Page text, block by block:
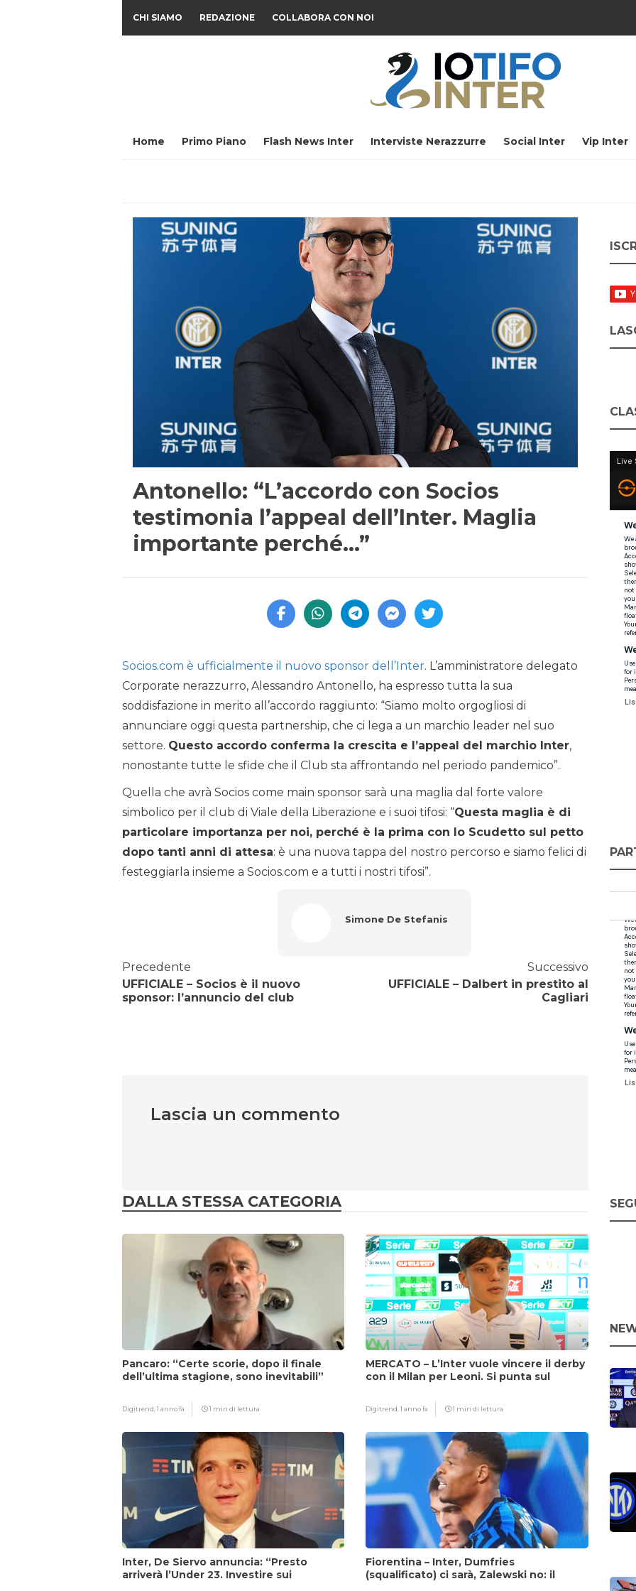
CHI SIAMO REDAZIONE COLLABORA CON NOI
Home Primo Piano Flash News Inter Interviste Nerazzurre Social Inter Vip Inter
Antonello: “L’accordo con Socios
testimonia l’appeal dell’Inter. Maglia
importante perché…”
Socios.com è ufficialmente il nuovo sponsor dell’Inter. L’amministratore delegato
Corporate nerazzurro, Alessandro Antonello, ha espresso tutta la sua
soddisfazione in merito all’accordo raggiunto: “Siamo molto orgogliosi di
annunciare oggi questa partnership, che ci lega a un marchio leader nel suo
settore. Questo accordo conferma la crescita e l’appeal del marchio Inter,
nonostante tutte le sfide che il Club sta affrontando nel periodo pandemico”.
Quella che avrà Socios come main sponsor sarà una maglia dal forte valore
simbolico per il club di Viale della Liberazione e i suoi tifosi: “Questa maglia è di
particolare importanza per noi, perché è la prima con lo Scudetto sul petto
dopo tanti anni di attesa: è una nuova tappa del nostro percorso e siamo felici di
festeggiarla insieme a Socios.com e a tutti i nostri tifosi”.
Simone De Stefanis
Precedente
UFFICIALE – Socios è il nuovo
sponsor: l’annuncio del club
Successivo
UFFICIALE – Dalbert in prestito al
Cagliari
Lascia un commento
DALLA STESSA CATEGORIA
Pancaro: “Certe scorie, dopo il finale
dell’ultima stagione, sono inevitabili”
Digitrend,1 anno fa 1 min di lettura
MERCATO – L’Inter vuole vincere il derby
con il Milan per Leoni. Si punta sul
Digitrend,1 anno fa 1 min di lettura
Inter, De Siervo annuncia: “Presto
arriverà l’Under 23. Investire sui
Fiorentina – Inter, Dumfries
(squalificato) ci sarà, Zalewski no: il